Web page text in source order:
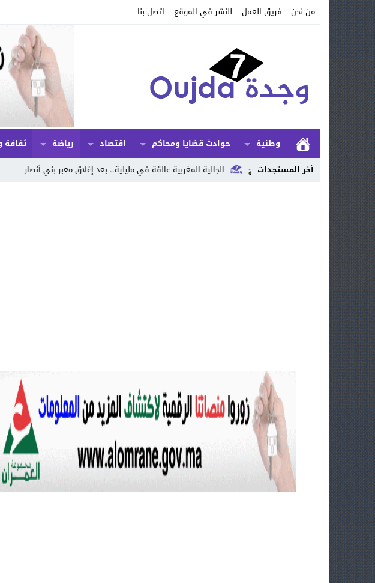
من نحن فريق العمل للنشر في الموقع اتصل بنا
وطنية حوادث قضايا ومحاكم اقتصاد رياضة ثقافة
أخر المستجدات
تراجع ملحوظ للشطرنج الجالية المغربية عالقة في مليلية.. بعد إغلاق معبر بني أنصار